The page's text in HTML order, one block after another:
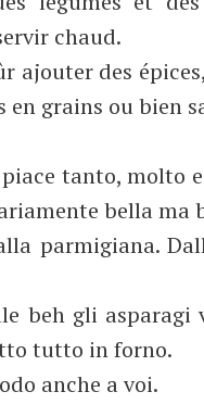
chaud.
ajouter des
en grains ou bien
tanto, molto
bella ma
parmigiana.
beh gli
tutto in forno.
anche a voi.